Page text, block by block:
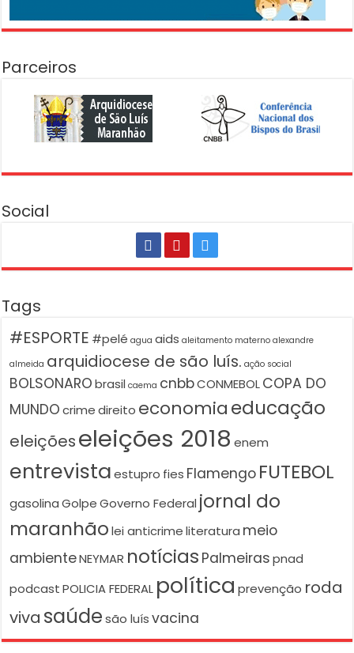
Parceiros
Social
Tags
#ESPORTE #pelé agua aids aleitamento materno alexandre
almeida arquidiocese de são luís. ação social
BOLSONARO brasil caema cnbbCONMEBOLCOPA DO
MUNDO crime direito economiaeducação
eleiçõeseleições 2018 enem
entrevista estupro fies Flamengo FUTEBOL
gasolina Golpe Governo Federal jornal do
maranhão lei anticrime literatura meio
ambienteNEYMAR notícias Palmeiras pnad
podcast POLICIA FEDERAL política prevenção roda
viva saúde são luís vacina